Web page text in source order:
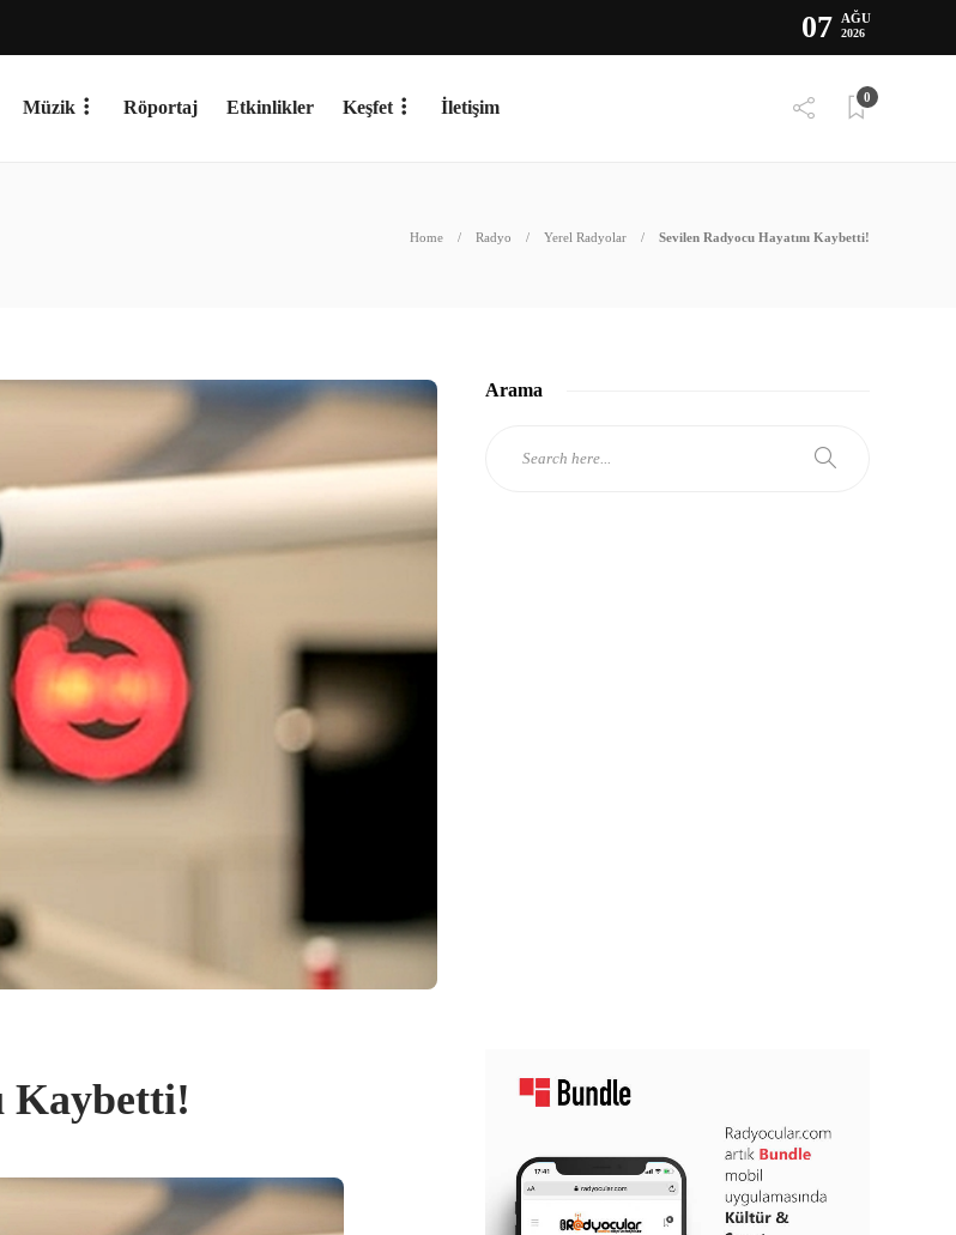
07 AĞU
2026
Müzik Röportaj Etkinlikler Keşfet İletişim 0
Home Radyo Yerel Radyolar Sevilen Radyocu Hayatını Kaybetti!
Kaybetti!
Arama